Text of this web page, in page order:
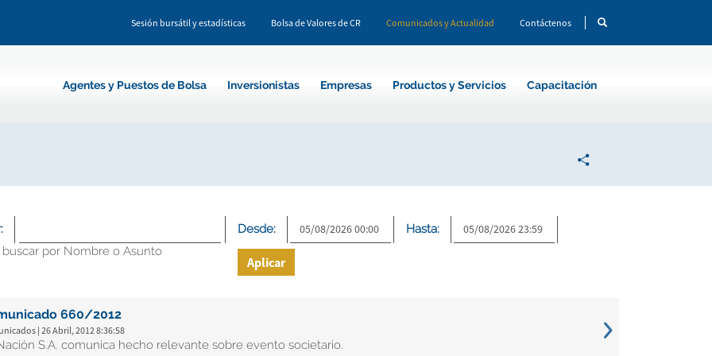
Sesión bursátil y estadísticas Bolsa de Valores de CR Comunicados y Actualidad Contáctenos
Agentes y Puestos de Bolsa Inversionistas Empresas Productos y Servicios Capacitación
buscar por Nombre o Asunto
Desde: Hasta:
Aplicar
660/2012
| 26 Abril, 2012 8:36:58
S.A. comunica hecho relevante sobre evento societario.